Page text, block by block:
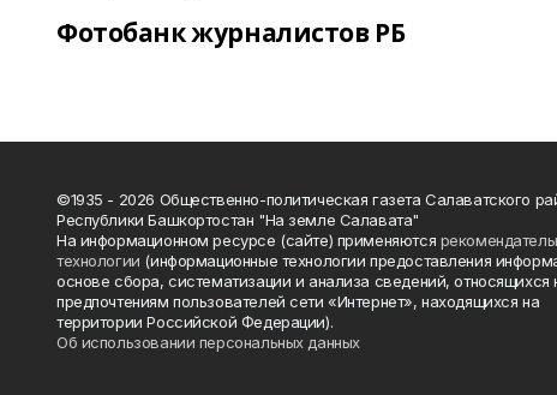
Фотобанк журналистов РБ
©1935 - 2026 Общественно-политическая газета Салаватского
Республики Башкортостан "На земле Салавата"
На информационном ресурсе (сайте) применяются
технологии (информационные технологии предоставления
основе сбора, систематизации и анализа сведений, относящихся
предпочтениям пользователей сети «Интернет», находящихся на
территории Российской Федерации).
Об использовании персональных данных